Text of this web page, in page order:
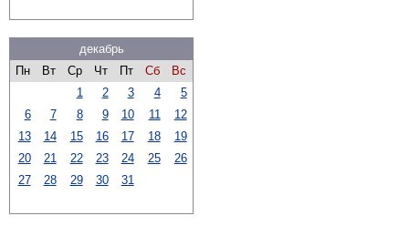
декабрь
Пн
Вт Ср Чт Пт Сб
Вс
1
2 3 4
5
6
7 8 9 10 11
12
13
14 15 16 17 18
19
20
21 22 23 24 25
26
27
28 29 30 31